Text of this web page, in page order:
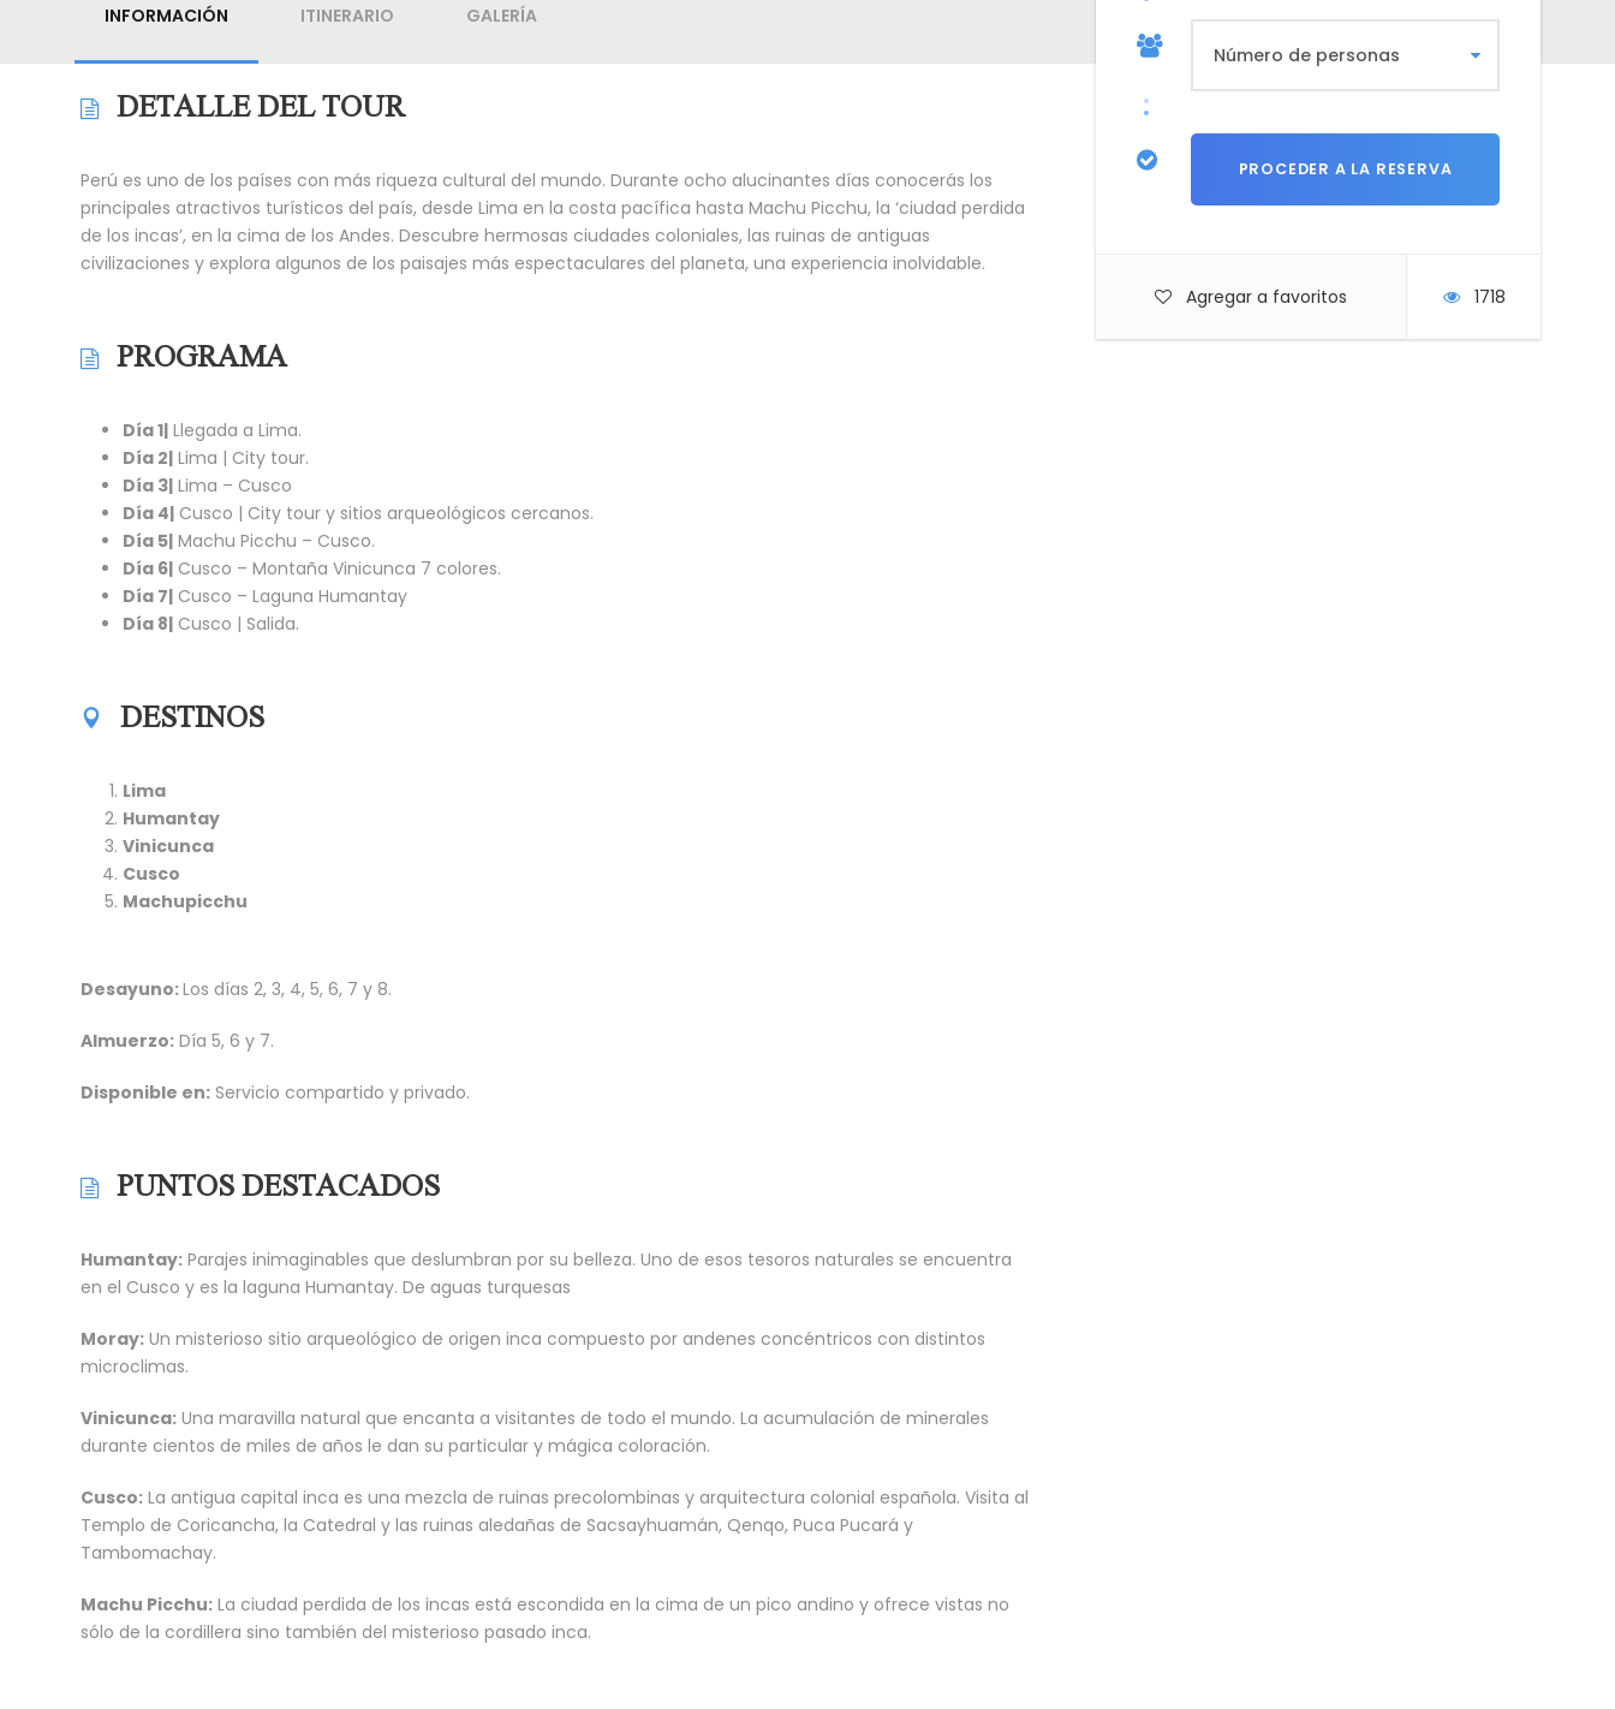
Agregar a favoritos 1718
INFORMACIÓN ITINERARIO GALERÍA
DETALLE DEL TOUR
Perú es uno de los países con más riqueza cultural del mundo. Durante ocho alucinantes días conocerás los
principales atractivos turísticos del país, desde Lima en la costa pacífica hasta Machu Picchu, la ‘ciudad perdida
de los incas’, en la cima de los Andes. Descubre hermosas ciudades coloniales, las ruinas de antiguas
civilizaciones y explora algunos de los paisajes más espectaculares del planeta, una experiencia inolvidable.
PROGRAMA
Día 1| Llegada a Lima.
Día 2| Lima | City tour.
Día 3| Lima – Cusco
Día 4| Cusco | City tour y sitios arqueológicos cercanos.
Día 5| Machu Picchu – Cusco.
Día 6| Cusco – Montaña Vinicunca 7 colores.
Día 7| Cusco – Laguna Humantay
Día 8| Cusco | Salida.
DESTINOS
Lima
Humantay
Vinicunca
Cusco
Machupicchu
Desayuno:Los días 2, 3, 4, 5, 6, 7 y 8.
Almuerzo: Día 5, 6 y 7.
Disponible en: Servicio compartido y privado.
PUNTOS DESTACADOS
Humantay: Parajes inimaginables que deslumbran por su belleza. Uno de esos tesoros naturales se encuentra
en el Cusco y es la laguna Humantay. De aguas turquesas
Moray: Un misterioso sitio arqueológico de origen inca compuesto por andenes concéntricos con distintos
microclimas.
Vinicunca: Una maravilla natural que encanta a visitantes de todo el mundo. La acumulación de minerales
durante cientos de miles de años le dan su particular y mágica coloración.
Cusco: La antigua capital inca es una mezcla de ruinas precolombinas y arquitectura colonial española. Visita al
Templo de Coricancha, la Catedral y las ruinas aledañas de Sacsayhuamán, Qenqo, Puca Pucará y
Tambomachay.
Machu Picchu: La ciudad perdida de los incas está escondida en la cima de un pico andino y ofrece vistas no
sólo de la cordillera sino también del misterioso pasado inca.